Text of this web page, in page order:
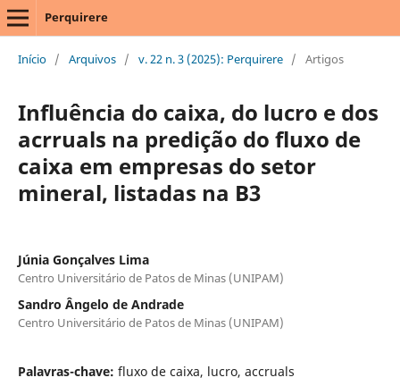
Perquirere
Início / Arquivos / v. 22 n. 3 (2025): Perquirere / Artigos
Influência do caixa, do lucro e dos
acrruals na predição do fluxo de
caixa em empresas do setor
mineral, listadas na B3
Júnia Gonçalves Lima
Centro Universitário de Patos de Minas (UNIPAM)
Sandro Ângelo de Andrade
Centro Universitário de Patos de Minas (UNIPAM)
Palavras-chave: fluxo de caixa, lucro, accruals